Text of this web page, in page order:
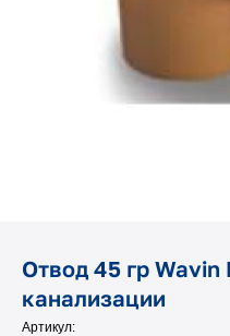
Отвод 45 гр
канализации
Артикул: